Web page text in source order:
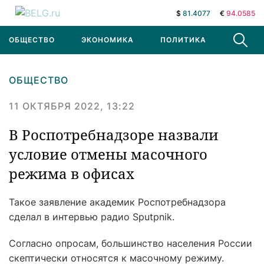
$ 81.4077 € 94.0585
ОБЩЕСТВО ЭКОНОМИКА ПОЛИТИКА В МИРЕ
ОБЩЕСТВО
11 ОКТЯБРЯ 2022, 13:22
В Роспотребнадзоре назвали
условие отмены масочного
режима в офисах
Такое заявление академик Роспотребнадзора
сделал в интервью радио Sputрnik.
Согласно опросам, большинство населения России
скептически относятся к масочному режиму.